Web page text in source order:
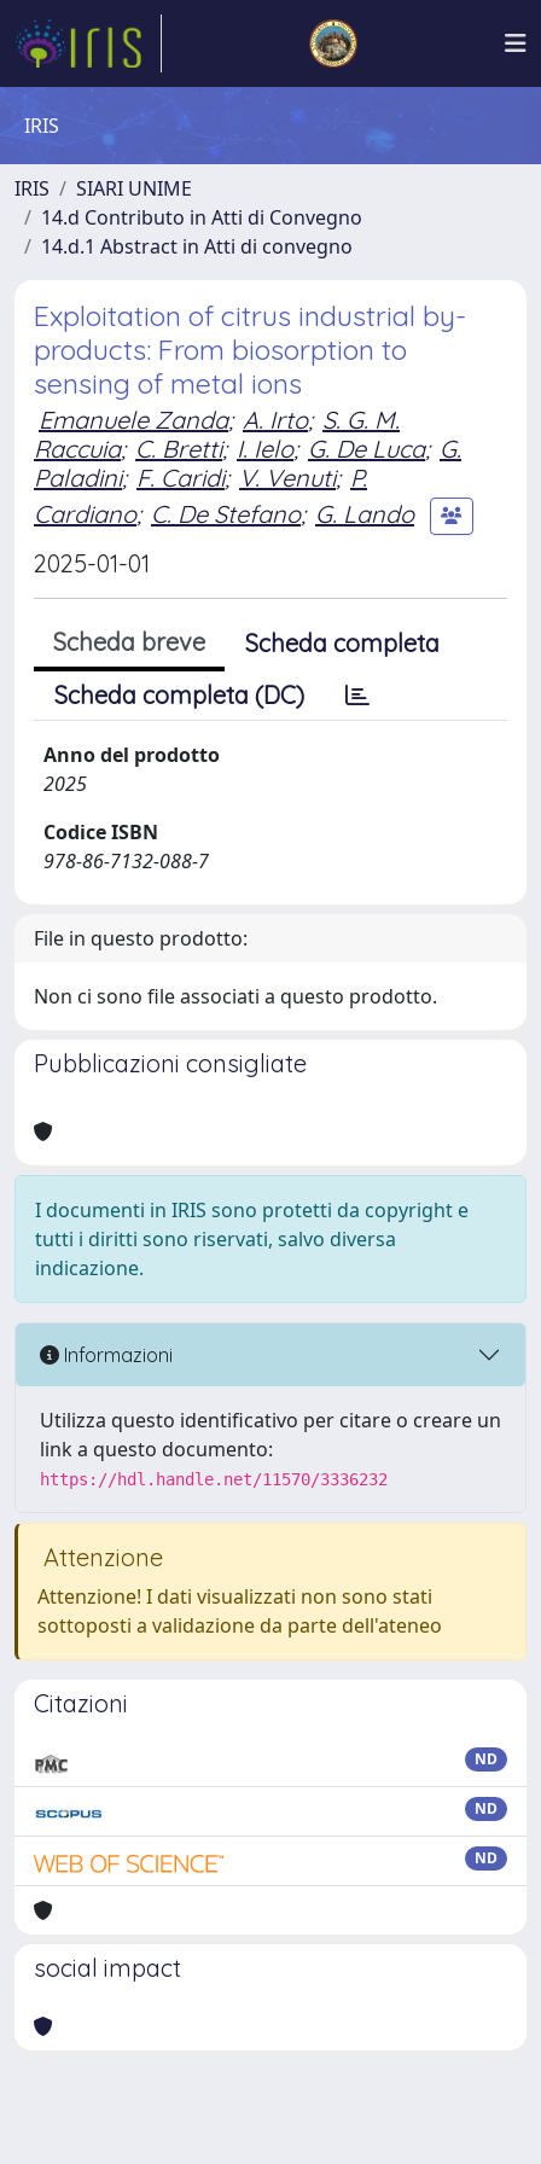
IRIS
IRIS
SIARI UNIME
14.d Contributo in Atti di Convegno
14.d.1 Abstract in Atti di convegno
Exploitation of citrus industrial by-
products: From biosorption to
sensing of metal ions
Emanuele Zanda; A. Irto; S. G. M.
Raccuia; C. Bretti; I. Ielo; G. De Luca; G.
Paladini; F. Caridi; V. Venuti; P.
Cardiano; C. De Stefano; G. Lando
2025-01-01
Scheda breve
Scheda completa
Scheda completa (DC)
Anno del prodotto
2025
Codice ISBN
978-86-7132-088-7
File in questo prodotto:
Non ci sono file associati a questo prodotto.
Pubblicazioni consigliate
I documenti in IRIS sono protetti da copyright e
tutti i diritti sono riservati, salvo diversa
indicazione.
Informazioni
Utilizza questo identificativo per citare o creare un
link a questo documento:
https://hdl.handle.net/11570/3336232
Attenzione
Attenzione! I dati visualizzati non sono stati
sottoposti a validazione da parte dell'ateneo
Citazioni
ND
ND
ND
social impact